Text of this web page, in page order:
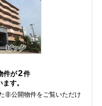
件が2件
す。
非公開物件をご覧いただけ